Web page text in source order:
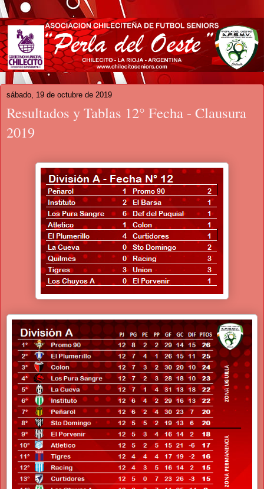
sábado, 19 de octubre de 2019
Resultados y Tablas 12° Fecha - Clausura
2019